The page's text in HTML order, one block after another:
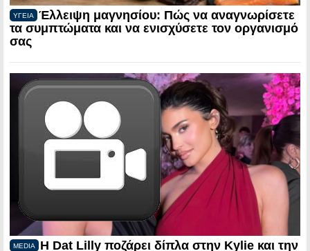
ΥΓΕΙΑ
Έλλειψη μαγνησίου: Πώς να αναγνωρίσετε
τα συμπτώματα και να ενισχύσετε τον οργανισμό
σας
MEDIA
Η Dat Lilly ποζάρει δίπλα στην Kylie και την